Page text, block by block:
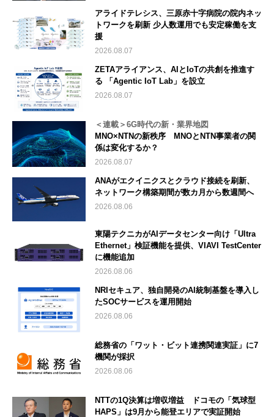
アライドテレシス、三原赤十字病院の院内ネッ
トワークを刷新 少人数運用でも安定稼働を支
援
2026.08.07
ZETAアライアンス、AIとIoTの共創を推進す
る 「Agentic IoT Lab」を設立
2026.08.07
＜連載＞6G時代の新・業界地図
MNO×NTNの新秩序 MNOとNTN事業者の関
係は変化するか？
2026.08.07
ANAがエクイニクスとクラウド接続を刷新、
ネットワーク構築期間が数カ月から数週間へ
2026.08.06
東陽テクニカがAIデータセンター向け「Ultra
Ethernet」検証機能を提供、VIAVI TestCenter
に機能追加
2026.08.06
NRIセキュア、独自開発のAI統制基盤を導入し
たSOCサービスを運用開始
2026.08.06
総務省の「ワット・ビット連携関連実証」に7
機関が採択
2026.08.06
NTTの1Q決算は増収増益 ドコモの「気球型
HAPS」は9月から能登エリアで実証開始